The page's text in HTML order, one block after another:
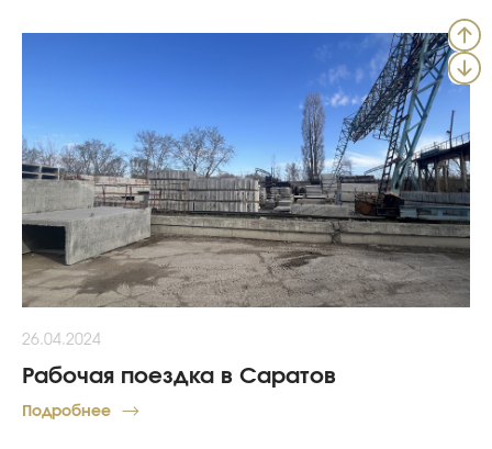
26.04.2024
Рабочая поездка в Саратов
Подробнее